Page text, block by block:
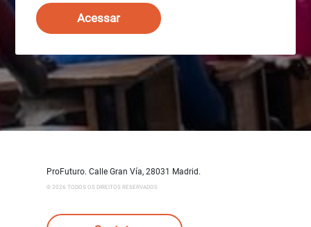
Acessar
ProFuturo. Calle Gran Vía, 28031 Madrid.
© 2026 TODOS OS DIREITOS RESERVADOS